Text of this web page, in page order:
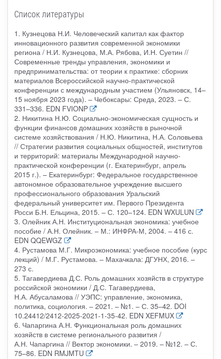
Список литературы
1. Кузнецова Н.И. Человеческий капитал как фактор
инновационного развития современной экономики
региона / Н.И. Кузнецова, М.А. Рябова, И.Н. Суетин //
Современные тренды управления, экономики и
предпринимательства: от теории к практике: сборник
материалов Всероссийской научно-практической
конференции с международным участием (Ульяновск, 14–
15 ноября 2023 года). – Чебоксары: Среда, 2023. – С.
331–336. EDN FVIONP
2. Никитина Н.Ю. Социально-экономическая сущность и
функции финансов домашних хозяйств в рыночной
системе хозяйствования / Н.Ю. Никитина, Н.А. Соловьева
// Стратегии развития социальных общностей, институтов
и территорий: материалы Международной научно-
практической конференции (г. Екатеринбург, апрель
2015 г.). – Екатеринбург: Федеральное государственное
автономное образовательное учреждение высшего
профессионального образования Уральский
федеральный университет им. Первого Президента
Росси Б.Н. Ельцина, 2015. – С. 120–124. EDN WXULUN
3. Олейник А.Н. Институциональная экономика: учебное
пособие / А.Н. Олейник. – М.: ИНФРА-М, 2004. – 416 с.
EDN QQEWGZ
4. Рустамова М.Г. Микроэкономика: учебное пособие (курс
лекций) / М.Г. Рустамова. – Махачкала: ДГУНХ, 2016. –
273 с.
5. Тагавердиева Д.С. Роль домашних хозяйств в структуре
российской экономики / Д.С. Тагавердиева,
Н.А. Абусаламова // УЭПС: управление, экономика,
политика, социология. – 2021. – №1. – С. 35–42. DOI
10.24412/2412-2025-2021-1-35-42. EDN XEFMUX
6. Чапаргина А.Н. Функциональная роль домашних
хозяйств в системе регионального развития /
А.Н. Чапаргина // Вектор экономики. – 2019. – №12. – С.
75–86. EDN RMJMTU